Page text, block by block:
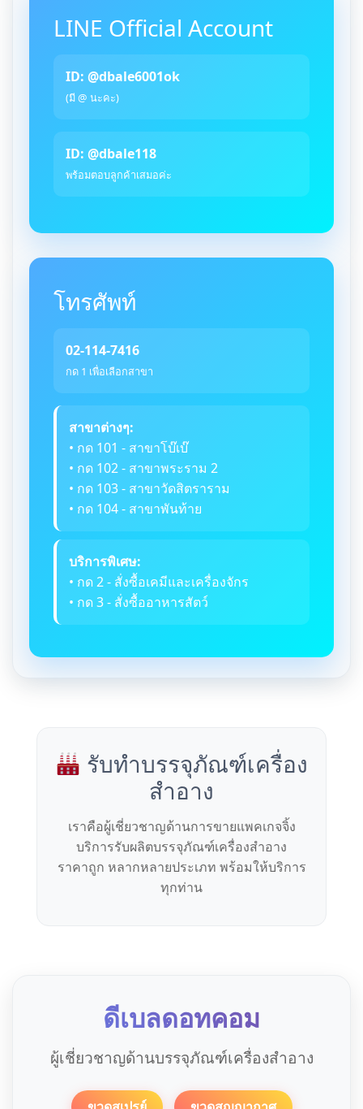
LINE Official Account
ID: @dbale6001ok
(มี @ นะคะ)
ID: @dbale118
พร้อมตอบลูกค้าเสมอค่ะ
โทรศัพท์
02-114-7416
กด 1 เพื่อเลือกสาขา
สาขาต่างๆ:
• กด 101 - สาขาโบ๊เบ๊
• กด 102 - สาขาพระราม 2
• กด 103 - สาขาวัดสิตราราม
• กด 104 - สาขาพันท้าย
บริการพิเศษ:
• กด 2 - สั่งซื้อเคมีและเครื่องจักร
• กด 3 - สั่งซื้ออาหารสัตว์
รับทำบรรจุภัณฑ์เครื่อง
สำอาง
เราคือผู้เชี่ยวชาญด้านการขายแพคเกจจิ้ง
บริการรับผลิตบรรจุภัณฑ์เครื่องสำอาง
ราคาถูก หลากหลายประเภท พร้อมให้บริการ
ทุกท่าน
ดีเบลดอทคอม
ผู้เชี่ยวชาญด้านบรรจุภัณฑ์เครื่องสำอาง